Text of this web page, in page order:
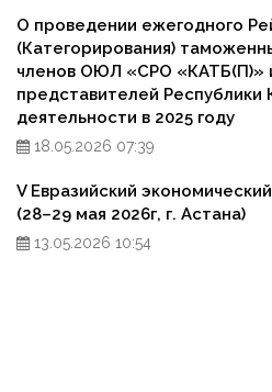
О проведении ежегодного
(Категорирования)
членов ОЮЛ «СРО «КАТБ(П)»
представителей Республики
деятельности в 2025 году
18.05.2026 07:39
V Евразийский
(28–29 мая 2026г, г. Астана)
13.05.2026 10:54